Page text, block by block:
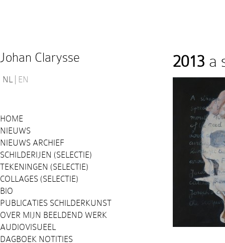
Johan Clarysse
NL EN
HOME
NIEUWS
NIEUWS ARCHIEF
SCHILDERIJEN (SELECTIE)
TEKENINGEN (SELECTIE)
COLLAGES (SELECTIE)
BIO
PUBLICATIES SCHILDERKUNST
OVER MIJN BEELDEND WERK
AUDIOVISUEEL
DAGBOEK NOTITIES
2013 a